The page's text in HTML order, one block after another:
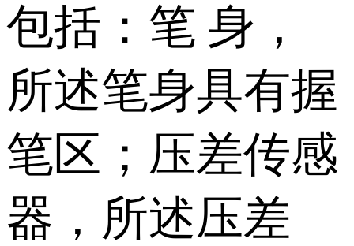
包括：笔 身，
所述笔身具有握
笔区；压差传感
器，所述压差